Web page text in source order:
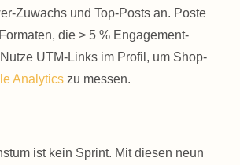
Zuwachs und Top-Posts an. Poste
die > 5 % Engagement-
UTM-Links im Profil, um Shop-
Analytics zu messen.
ist kein Sprint. Mit diesen neun